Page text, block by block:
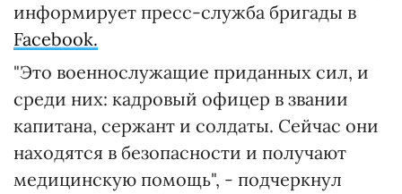
информирует пресс-служба бригады в
Facebook.
"Это военнослужащие приданных сил, и
среди них: кадровый офицер в звании
капитана, сержант и солдаты. Сейчас они
находятся в безопасности и получают
медицинскую помощь", - подчеркнул